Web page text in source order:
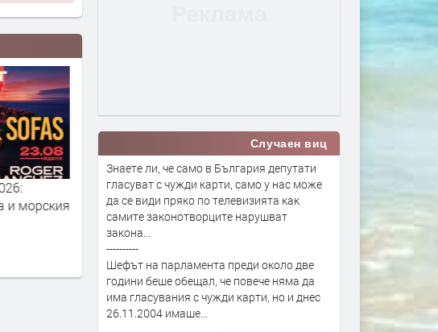
и морския
Ед Шийрън беше глобен заради
незастрахован ретро
автомобил
Джаз концертът 100
Miles Davis идва в
през ноември
Случаен виц
Знаете ли, че само в България депутати
гласуват с чужди карти, само у нас може
да се види пряко по телевизията как
самите законотворците нарушват
закона...
----------
Шефът на парламента преди около две
години беше обещал, че повече няма да
има гласувания с чужди карти, но и днес
26.11.2004 имаше...